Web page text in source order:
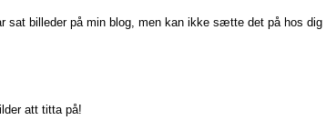
sat billeder på min blog, men kan ikke sætte det på hos dig
att titta på!